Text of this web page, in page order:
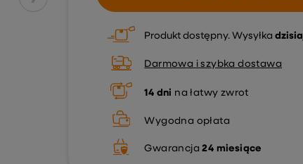
Produkt dostępny Wysyłka
Darmowa i szybka dostawa
14 dni na łatwy zwrot
Wygodna opłata
Gwarancja 24 miesiące